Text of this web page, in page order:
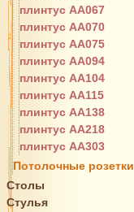
плинтус AA067
плинтус AA070
плинтус AA075
плинтус AA094
плинтус AA104
плинтус AA115
плинтус AA138
плинтус AA218
плинтус AA303
Потолочные розетки
Столы
Стулья